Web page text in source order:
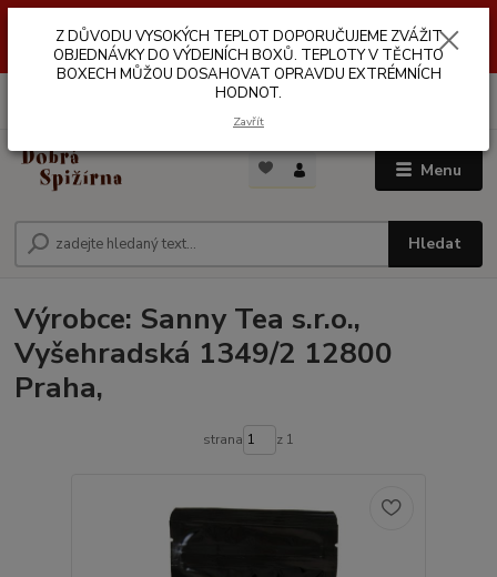
VÝDEJNÍCH BOXŮ. TEPLOTA V TĚCHTO BOXECH MŮŽE DOSAHOVAT
OPRAVDU EXTRÉMNÍCH HODNOT.
Menu
Hledat
Výrobce: Sanny Tea s.r.o.,
Vyšehradská 1349/2 12800
Praha,
strana z 1
Z DŮVODU VYSOKÝCH TEPLOT DOPORUČUJEME ZVÁŽIT
OBJEDNÁVKY DO VÝDEJNÍCH BOXŮ. TEPLOTY V TĚCHTO
BOXECH MŮŽOU DOSAHOVAT OPRAVDU EXTRÉMNÍCH
HODNOT.
Zavřít